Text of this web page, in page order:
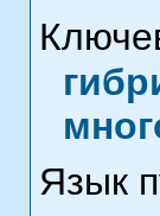
Язык